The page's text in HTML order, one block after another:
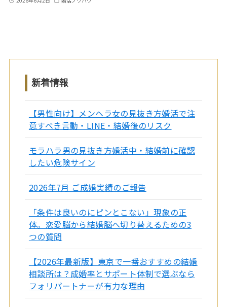
新着情報
【男性向け】メンヘラ女の見抜き方婚活で注
意すべき言動・LINE・結婚後のリスク
モラハラ男の見抜き方婚活中・結婚前に確認
したい危険サイン
2026年7月 ご成婚実績のご報告
「条件は良いのにピンとこない」現象の正
体。恋愛脳から結婚脳へ切り替えるための3
つの質問
【2026年最新版】東京で一番おすすめの結婚
相談所は？成婚率とサポート体制で選ぶなら
フォリパートナーが有力な理由